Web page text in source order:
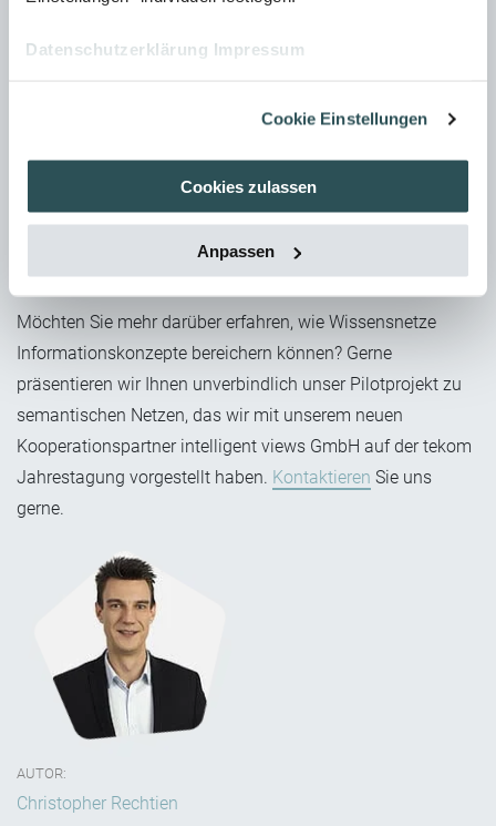
Datenschutzerklärung Impressum
Cookie Einstellungen
Cookies zulassen
Anpassen
Dschingis Khan, der Produktionsausfall bei einem
mussten für Beispiele in unserer Blog-Serie herhalten. Diese
geschuldet. Um sich nicht in den Möglichkeiten zu
verlaufen, ist es unabdingbar, mit den ersten Schritten die
Use Cases zu definieren. Aber wie lautet die alte Weisheit:
Auch der längste Weg beginnt mit dem ersten Schritt.
Möchten Sie mehr darüber erfahren, wie Wissensnetze
Informationskonzepte bereichern können? Gerne
präsentieren wir Ihnen unverbindlich unser Pilotprojekt zu
semantischen Netzen, das wir mit unserem neuen
Kooperationspartner intelligent views GmbH auf der tekom
Jahrestagung vorgestellt haben. Kontaktieren Sie uns
gerne.
AUTOR:
Christopher Rechtien